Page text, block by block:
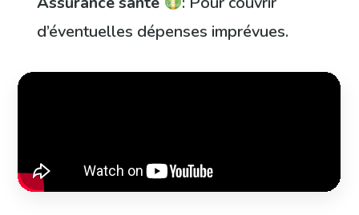
d’éventuelles dépenses imprévues.